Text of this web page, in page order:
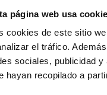
página web usa
cookies de este sitio
el tráfico.
sociales, publicidad
hayan recopilado a
hola
Estás accediendo
bolsas